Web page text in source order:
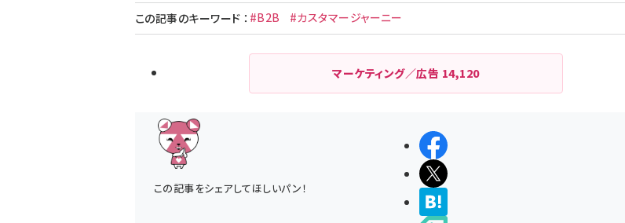
この記事のキーワード ： #B2B #カスタマージャーニー
マーケティング／広告 14,120
この記事をシェアしてほしいパン！
シェアする
ポストする